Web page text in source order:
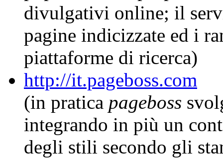
divulgativi online; il
pagine indicizzate ed i
piattaforme di ricerca)
http://it.pageboss.com
(in pratica pageboss
integrando in più un
degli stili secondo gli